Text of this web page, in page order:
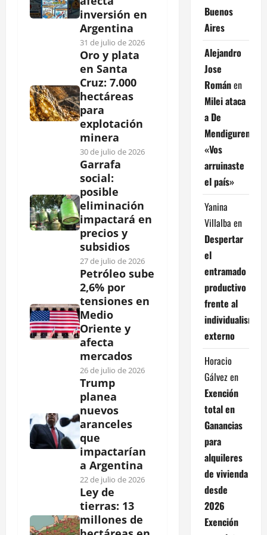
inversión en
Argentina
31 de julio de 2026
Oro y plata
en Santa
Cruz: 7.000
hectáreas
para
explotación
minera
30 de julio de 2026
Garrafa
social:
posible
eliminación
impactará en
precios y
subsidios
27 de julio de 2026
Petróleo sube
2,6% por
tensiones en
Medio
Oriente y
afecta
mercados
26 de julio de 2026
Trump
planea
nuevos
aranceles
que
impactarían
a Argentina
22 de julio de 2026
Ley de
tierras: 13
millones de
Buenos
Aires
Alejandro
Jose
Románen
Milei ataca
a De
Mendiguren:
«Vos
arruinaste
el país»
Yanina
Villalba en
Despertar
el
entramado
productivo
frente al
individualismo
externo
Horacio
Gálvezen
Exención
total en
Ganancias
para
alquileres
de vivienda
desde
2026
Exención